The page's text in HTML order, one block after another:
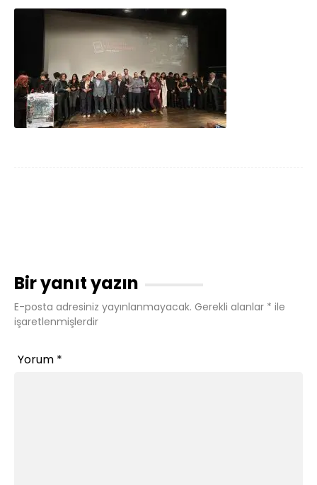
Bir yanıt yazın
E-posta adresiniz yayınlanmayacak. Gerekli alanlar * ile
işaretlenmişlerdir
Yorum *